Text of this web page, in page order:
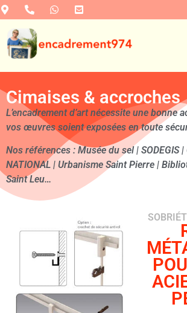
Cimaises & accroches
L’encadrement d’art nécessite une bonne
vos œuvres soient exposées en toute
Nos références : Musée du sel | SODEGIS |
NATIONAL | Urbanisme Saint Pierre |
Saint Leu…